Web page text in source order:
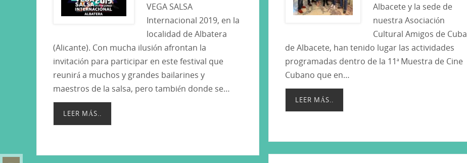
VEGA SALSA
Internacional 2019, en la
localidad de Albatera
(Alicante). Con mucha ilusión afrontan la
invitación para participar en este festival que
reunirá a muchos y grandes bailarines y
maestros de la salsa, pero también donde se…
LEER MÁS..
Albacete y la sede de
nuestra Asociación
Cultural Amigos de Cuba
de Albacete, han tenido lugar las actividades
programadas dentro de la 11ª Muestra de Cine
Cubano que en…
LEER MÁS..